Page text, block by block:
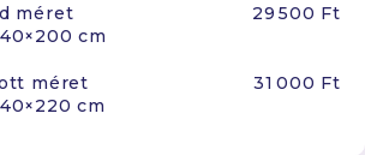
méret
cm
29 500 Ft
méret
cm
31 000 Ft